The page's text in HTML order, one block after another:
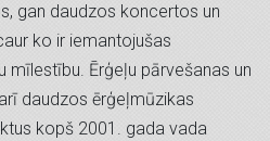
gan daudzos koncertos un
ko ir iemantojušas
mīlestību. Ērģeļu pārvešanas un
daudzos ērģeļmūzikas
kopš 2001. gada vada